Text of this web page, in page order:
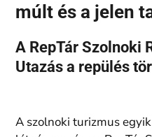
múlt és a jelen
A RepTár Szolnoki
Utazás a repülés
A szolnoki turizmus